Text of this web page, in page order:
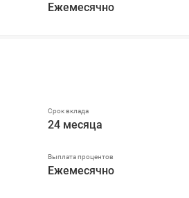
Ежемесячно
24 месяца
Ежемесячно